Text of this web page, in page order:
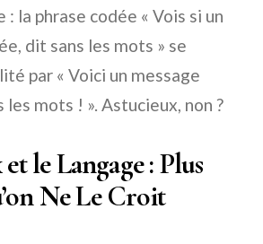
: la phrase codée « Vois si un
dit sans les mots » se
par « Voici un message
les mots ! ». Astucieux, non ?
le Langage : Plus
Ne Le Croit